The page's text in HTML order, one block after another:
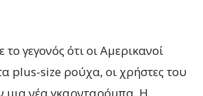
γεγονός ότι οι Αμερικανοί
plus-size ρούχα, οι χρήστες του
μια νέα γκαρνταρόμπα. Η